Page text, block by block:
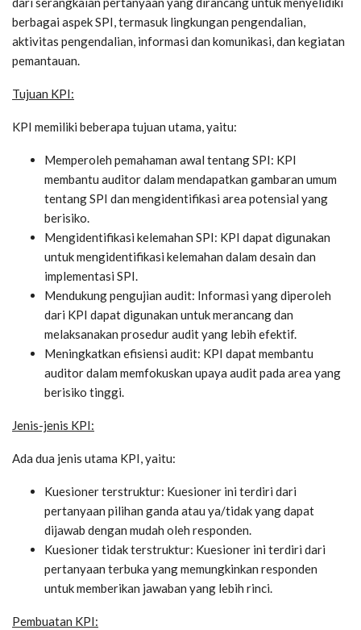
berbagai aspek SPI, termasuk lingkungan pengendalian,
aktivitas pengendalian, informasi dan komunikasi, dan kegiatan
pemantauan.
Tujuan KPI:
KPI memiliki beberapa tujuan utama, yaitu:
Memperoleh pemahaman awal tentang SPI: KPI
membantu auditor dalam mendapatkan gambaran umum
tentang SPI dan mengidentifikasi area potensial yang
berisiko.
Mengidentifikasi kelemahan SPI: KPI dapat digunakan
untuk mengidentifikasi kelemahan dalam desain dan
implementasi SPI.
Mendukung pengujian audit: Informasi yang diperoleh
dari KPI dapat digunakan untuk merancang dan
melaksanakan prosedur audit yang lebih efektif.
Meningkatkan efisiensi audit: KPI dapat membantu
auditor dalam memfokuskan upaya audit pada area yang
berisiko tinggi.
Jenis-jenis KPI:
Ada dua jenis utama KPI, yaitu:
Kuesioner terstruktur: Kuesioner ini terdiri dari
pertanyaan pilihan ganda atau ya/tidak yang dapat
dijawab dengan mudah oleh responden.
Kuesioner tidak terstruktur: Kuesioner ini terdiri dari
pertanyaan terbuka yang memungkinkan responden
untuk memberikan jawaban yang lebih rinci.
Pembuatan KPI: